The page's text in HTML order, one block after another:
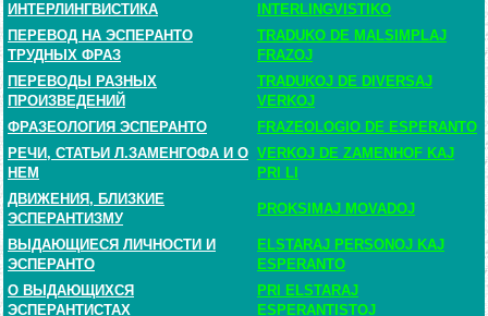
ИНТЕРЛИНГВИСТИКА
INTERLINGVISTIKO
ПЕРЕВОД НА ЭСПЕРАНТО
ТРУДНЫХ ФРАЗ
TRADUKO DE MALSIMPLAJ
FRAZOJ
ПЕРЕВОДЫ РАЗНЫХ
ПРОИЗВЕДЕНИЙ
TRADUKOJ DE DIVERSAJ
VERKOJ
ФРАЗЕОЛОГИЯ ЭСПЕРАНТО
FRAZEOLOGIO DE ESPERANTO
РЕЧИ, СТАТЬИ Л.ЗАМЕНГОФА И О
НЕМ
VERKOJ DE ZAMENHOF KAJ
PRI LI
ДВИЖЕНИЯ, БЛИЗКИЕ
ЭСПЕРАНТИЗМУ
PROKSIMAJ MOVADOJ
ВЫДАЮЩИЕСЯ ЛИЧНОСТИ И
ЭСПЕРАНТО
ELSTARAJ PERSONOJ KAJ
ESPERANTO
О ВЫДАЮЩИХСЯ
ЭСПЕРАНТИСТАХ
PRI ELSTARAJ
ESPERANTISTOJ